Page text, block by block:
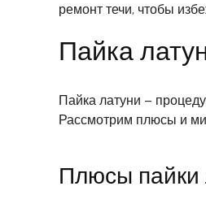
ремонт течи, чтобы
Пайка
Пайка латуни –
Рассмотрим плюсы и
Плюсы пайки